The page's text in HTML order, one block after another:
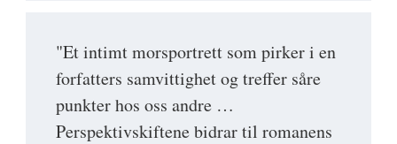
"Et intimt morsportrett som pirker i en
forfatters samvittighet og treffer såre
punkter hos oss andre …
Perspektivskiftene bidrar til romanens